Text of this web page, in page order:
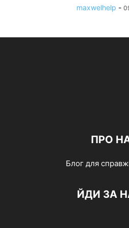
maxwelhelp -
ПРО
Блог для
ЙДИ ЗА